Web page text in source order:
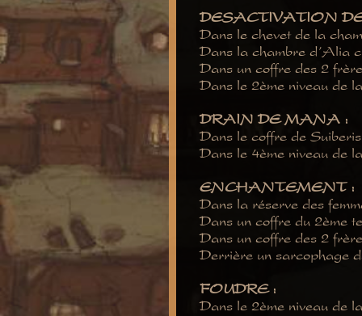
DESACTIVATION
Dans le chevet de la
Dans la chambre d’Alia
Dans un coffre des 2
Dans le 2ème niveau de
DRAIN DE MANA :
Dans le coffre de
Dans le 4ème niveau de
ENCHANTEMENT :
Dans la réserve des
Dans un coffre du 2ème
Dans un coffre des 2
Derrière un sarcophage
FOUDRE :
Dans le 2ème niveau de